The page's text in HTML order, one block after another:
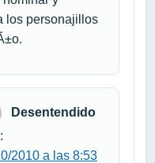
los personajillos
Desentendido
2010 a las 8:53